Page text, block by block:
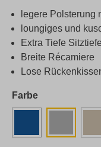
legere Polsterung
loungiges und
Extra Tiefe
Breite Récamiere
Lose
Farbe